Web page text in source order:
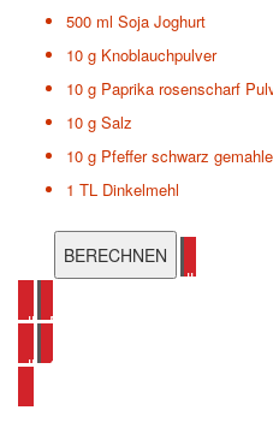
500 ml Soja Joghurt
10 g Knoblauchpulver
10 g Paprika rosenscharf
10 g Salz
10 g Pfeffer schwarz
1 TL Dinkelmehl
alle Pasta
alle Brokkoli Rezepte ansehen
alle Gemüseauflauf Rezepte